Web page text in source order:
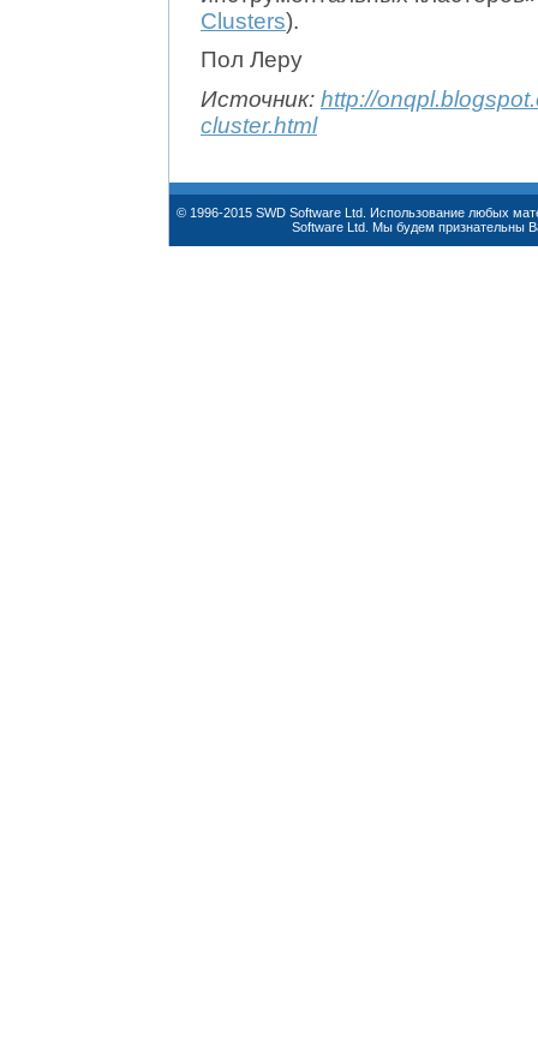
Clusters).
Пол Леру
Источник: http://
cluster.html
© 1996-2015 SWD Software Ltd. Использование любых
Software Ltd. Мы будем признательны